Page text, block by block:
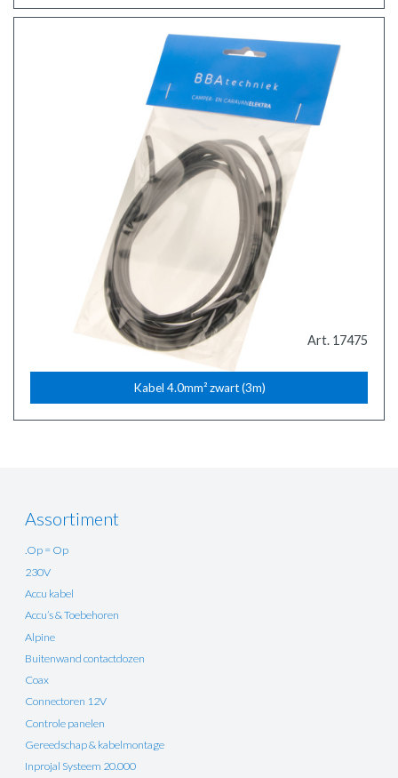
Art. 17475
Kabel 4.0mm² zwart (3m)
Assortiment
.Op = Op
230V
Accu kabel
Accu’s & Toebehoren
Alpine
Buitenwand contactdozen
Coax
Connectoren 12V
Controle panelen
Gereedschap & kabelmontage
Inprojal Systeem 20.000